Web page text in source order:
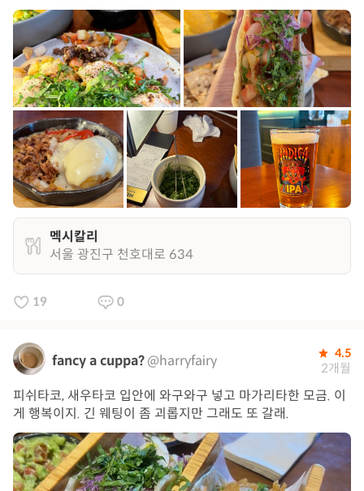
멕시칼리
서울 광진구 천호대로 634
19 0
fancy a cuppa?@harryfairy 4.5
2개월
피쉬타코, 새우타코 입안에 와구와구 넣고 마가리타한 모금. 이
게 행복이지. 긴 웨팅이 좀 괴롭지만 그래도 또 갈래.